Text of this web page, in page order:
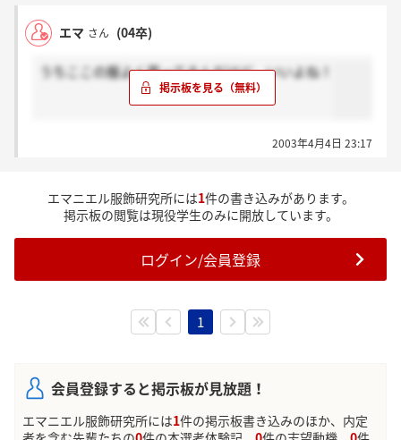
エマ さん (04卒)
うちここの服よく買ってるんだけど、いいよね！
2003年4月4日 23:17
エマニエル服飾研究所には1件の書き込みがあります。
掲示板の閲覧は現役学生のみに開放しています。
ログイン/会員登録
1
会員登録すると掲示板が見放題！
エマニエル服飾研究所には1件の掲示板書き込みのほか、内定